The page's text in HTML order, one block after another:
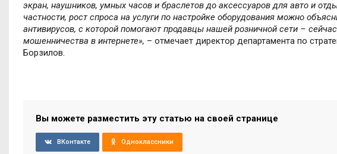
экран, наушников, умных часов и браслетов до аксессуаров для авто и
частности, рост спроса на услуги по настройке оборудования можно
антивирусов, с которой помогают продавцы нашей розничной сети –
мошенничества в интернете», – отмечает директор департамента по
Борзилов.
Вы можете разместить эту статью на своей странице
ВКонтакте Одноклассники